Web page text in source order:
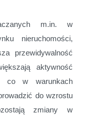
m.in. w
nieruchomości,
przewidywalność
aktywność
co w warunkach
do wzrostu
zmiany w